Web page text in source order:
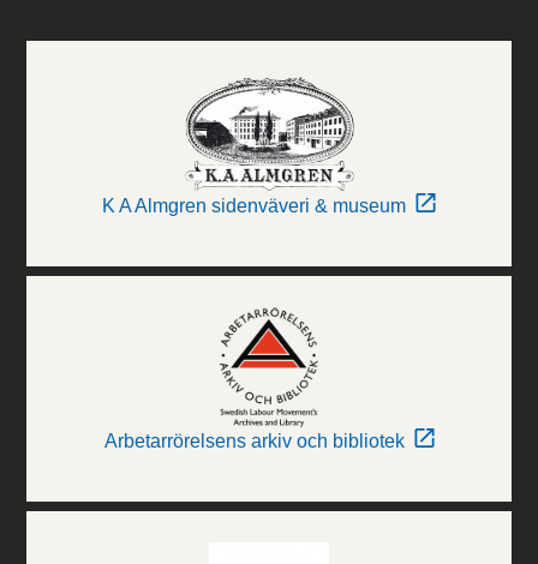
K A Almgren sidenväveri & museum
Arbetarrörelsens arkiv och bibliotek